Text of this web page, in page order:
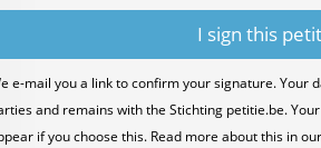
e-mail you a link to confirm your signature. Your
and remains with the Stichting petitie.be.
if you choose this. Read more about this in our